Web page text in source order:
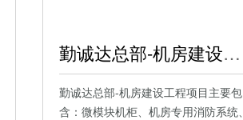
勤诚达总部-机房建设工程
勤诚达总部-机房建设工程项目主要包
含：微模块机柜、机房专用消防系统、